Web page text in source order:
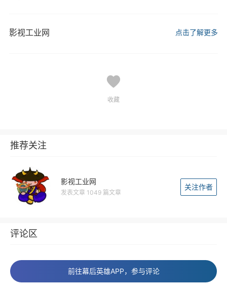
影视工业网 点击了解更多
收藏
推荐关注
影视工业网
发表文章 1049 篇文章
关注作者
评论区
前往幕后英雄APP，参与评论